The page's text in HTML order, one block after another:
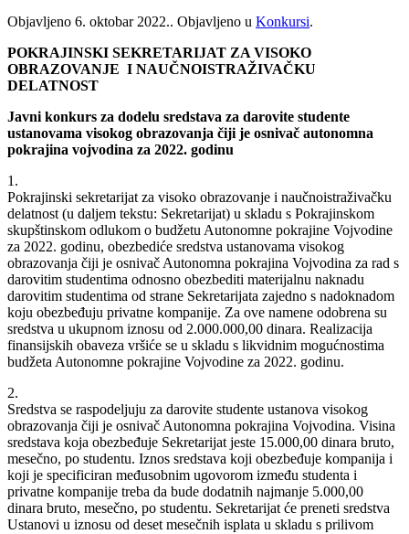
Objavljeno 6. oktobar 2022.. Objavljeno u Konkursi.
POKRAJINSKI SEKRETARIJAT ZA VISOKO
OBRAZOVANJE I NAUČNOISTRAŽIVAČKU
DELATNOST
Javni konkurs za dodelu sredstava za darovite studente
ustanovama visokog obrazovanja čiji je osnivač autonomna
pokrajina vojvodina za 2022. godinu
1.
Pokrajinski sekretarijat za visoko obrazovanje i naučnoistraživačku
delatnost (u daljem tekstu: Sekretarijat) u skladu s Pokrajinskom
skupštinskom odlukom o budžetu Autonomne pokrajine Vojvodine
za 2022. godinu, obezbediće sredstva ustanovama visokog
obrazovanja čiji je osnivač Autonomna pokrajina Vojvodina za rad s
darovitim studentima odnosno obezbediti materijalnu naknadu
darovitim studentima od strane Sekretarijata zajedno s nadoknadom
koju obezbeđuju privatne kompanije. Za ove namene odobrena su
sredstva u ukupnom iznosu od 2.000.000,00 dinara. Realizacija
finansijskih obaveza vršiće se u skladu s likvidnim mogućnostima
budžeta Autonomne pokrajine Vojvodine za 2022. godinu.
2.
Sredstva se raspodeljuju za darovite studente ustanova visokog
obrazovanja čiji je osnivač Autonomna pokrajina Vojvodina. Visina
sredstava koja obezbeđuje Sekretarijat jeste 15.000,00 dinara bruto,
mesečno, po studentu. Iznos sredstava koji obezbeđuje kompanija i
koji je specificiran međusobnim ugovorom između studenta i
privatne kompanije treba da bude dodatnih najmanje 5.000,00
dinara bruto, mesečno, po studentu. Sekretarijat će preneti sredstva
Ustanovi u iznosu od deset mesečnih isplata u skladu s prilivom